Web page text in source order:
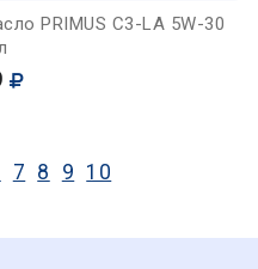
PRIMUS C3-LA 5W-30
7 8 9 10